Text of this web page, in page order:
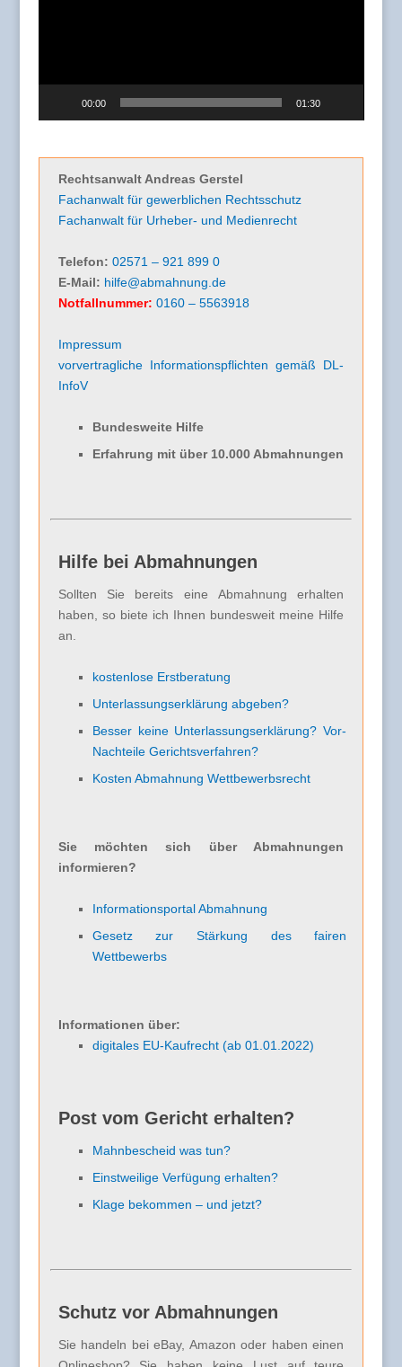
00:00 01:30
Rechtsanwalt Andreas Gerstel
Fachanwalt für gewerblichen Rechtsschutz
Fachanwalt für Urheber- und Medienrecht
Telefon: 02571 – 921 899 0
E-Mail: hilfe@abmahnung.de
Notfallnummer: 0160 – 5563918
Impressum
vorvertragliche Informationspflichten gemäß DL-
InfoV
Bundesweite Hilfe
Erfahrung mit über 10.000 Abmahnungen
Hilfe bei Abmahnungen
Sollten Sie bereits eine Abmahnung erhalten
haben, so biete ich Ihnen bundesweit meine Hilfe
an.
kostenlose Erstberatung
Unterlassungserklärung abgeben?
Besser keine Unterlassungserklärung? Vor-
Nachteile Gerichtsverfahren?
Kosten Abmahnung Wettbewerbsrecht
Sie möchten sich über Abmahnungen
informieren?
Informationsportal Abmahnung
Gesetz zur Stärkung des fairen
Wettbewerbs
Informationen über:
digitales EU-Kaufrecht (ab 01.01.2022)
Post vom Gericht erhalten?
Mahnbescheid was tun?
Einstweilige Verfügung erhalten?
Klage bekommen – und jetzt?
Schutz vor Abmahnungen
Sie handeln bei eBay, Amazon oder haben einen